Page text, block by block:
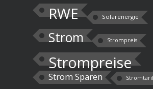
RWE Solarenergie
Strom Strompreis
Strompreise
Strom Sparen